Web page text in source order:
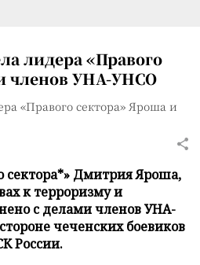
лидера «Правого
членов УНА-УНСО
«Правого сектора» Яроша и
сектора*» Дмитрия Яроша,
к терроризму и
с делами членов УНА-
чеченских боевиков
России.